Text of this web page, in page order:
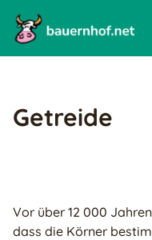
Getreide
Vor über 12 000
dass die Körner